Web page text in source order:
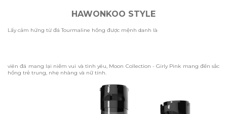
HAWONKOO STYLE
Lấy cảm hứng từ đá Tourmaline hồng được mệnh danh là
viên đá mang lại niềm vui và tình yêu, Moon Collection - Girly Pink mang đến sắc
hồng trẻ trung, nhẹ nhàng và nữ tính.